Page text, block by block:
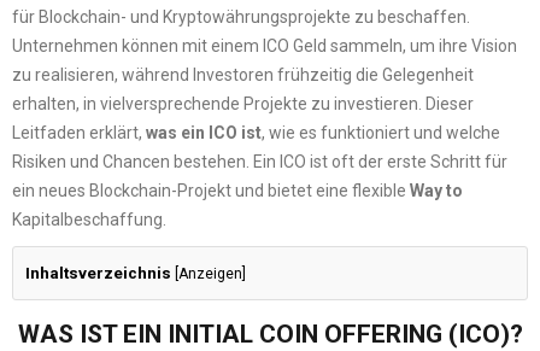
für Blockchain- und Kryptowährungsprojekte zu beschaffen.
Unternehmen können mit einem ICO Geld sammeln, um ihre Vision
zu realisieren, während Investoren frühzeitig die Gelegenheit
erhalten, in vielversprechende Projekte zu investieren. Dieser
Leitfaden erklärt, was ein ICO ist, wie es funktioniert und welche
Risiken und Chancen bestehen. Ein ICO ist oft der erste Schritt für
ein neues Blockchain-Projekt und bietet eine flexible Way to
Kapitalbeschaffung.
Inhaltsverzeichnis Anzeigen
WAS IST EIN INITIAL COIN OFFERING (ICO)?